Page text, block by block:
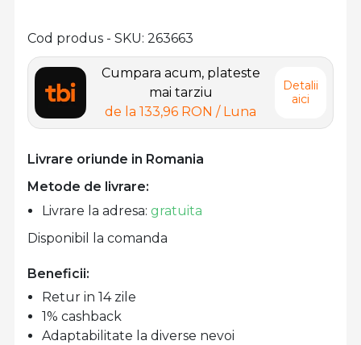
Cumpara acum, plateste
mai tarziu
de la 133,96 RON / Luna
Detalii
aici
Livrare oriunde in Romania
Cod produs - SKU 263663
Metode de livrare:
Livrare la adresa:gratuita
Disponibil la comanda
Beneficii:
Retur in 14 zile
1% cashback
Adaptabilitate la diverse nevoi